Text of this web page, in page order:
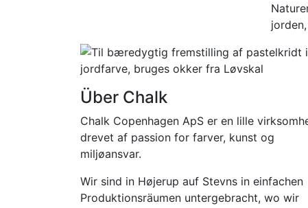
Über Chalk
Chalk Copenhagen ApS er en lille
drevet af passion for farver, kunst og
miljøansvar.
Wir sind in Højerup auf Stevns in einfachen
Produktionsräumen untergebracht, wo wir